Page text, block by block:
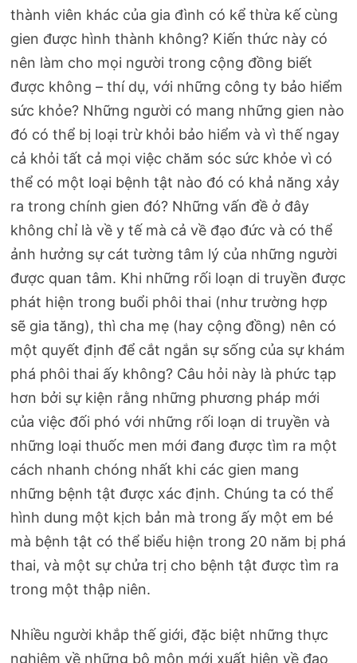
thành viên khác của gia đình có kể thừa kế cùng
gien được hình thành không? Kiến thức này có
nên làm cho mọi người trong cộng đồng biết
được không – thí dụ, với những công ty bảo hiểm
sức khỏe? Những người có mang những gien nào
đó có thể bị loại trừ khỏi bảo hiểm và vì thế ngay
cả khỏi tất cả mọi việc chăm sóc sức khỏe vì có
thể có một loại bệnh tật nào đó có khả năng xảy
ra trong chính gien đó? Những vấn đề ở đây
không chỉ là về y tế mà cả về đạo đức và có thể
ảnh hưởng sự cát tường tâm lý của những người
được quan tâm. Khi những rối loạn di truyền được
phát hiện trong buổi phôi thai (như trường hợp
sẽ gia tăng), thì cha mẹ (hay cộng đồng) nên có
một quyết định để cắt ngắn sự sống của sự khám
phá phôi thai ấy không? Câu hỏi này là phức tạp
hơn bởi sự kiện rằng những phương pháp mới
của việc đối phó với những rối loạn di truyền và
những loại thuốc men mới đang được tìm ra một
cách nhanh chóng nhất khi các gien mang
những bệnh tật được xác định. Chúng ta có thể
hình dung một kịch bản mà trong ấy một em bé
mà bệnh tật có thể biểu hiện trong 20 năm bị phá
thai, và một sự chửa trị cho bệnh tật được tìm ra
trong một thập niên.
Nhiều người khắp thế giới, đặc biệt những thực
nghiệm về những bộ môn mới xuất hiện về đạo